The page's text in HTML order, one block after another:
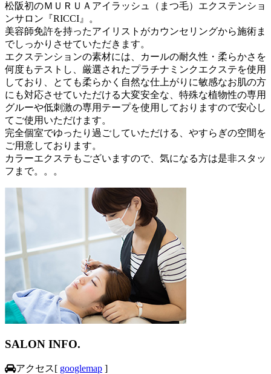
松阪初のＭＵＲＵＡアイラッシュ（まつ毛）エクステンショ
ンサロン『RICCI』。
美容師免許を持ったアイリストがカウンセリングから施術ま
でしっかりさせていただきます。
エクステンションの素材には、カールの耐久性・柔らかさを
何度もテストし、厳選されたプラチナミンクエクステを使用
しており、とても柔らかく自然な仕上がりに敏感なお肌の方
にも対応させていただける大変安全な、特殊な植物性の専用
グルーや低刺激の専用テープを使用しておりますので安心し
てご使用いただけます。
完全個室でゆったり過ごしていただける、やすらぎの空間を
ご用意しております。
カラーエクステもございますので、気になる方は是非スタッ
フまで。。。
SALON INFO.
アクセス[ googlemap ]